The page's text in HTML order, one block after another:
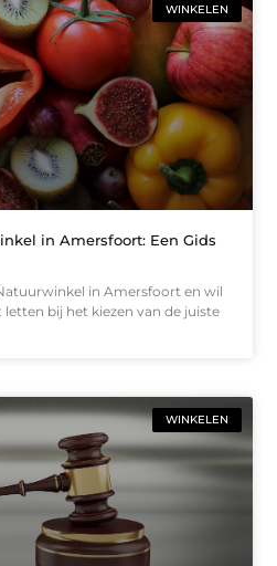
WINKELEN
in Amersfoort: Een Gids
in Amersfoort en wil
bij het kiezen van de juiste
WINKELEN